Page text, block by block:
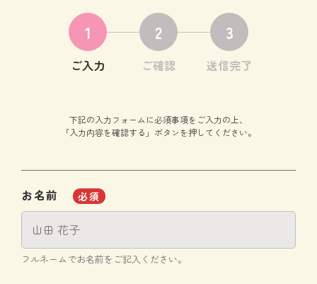
1
ご入力
2
ご確認
3
送信完了
下記の入力フォームに必須事項をご入力の上、
「入力内容を確認する」ボタンを押してください。
お名前 必須
フルネームでお名前をご記入ください。